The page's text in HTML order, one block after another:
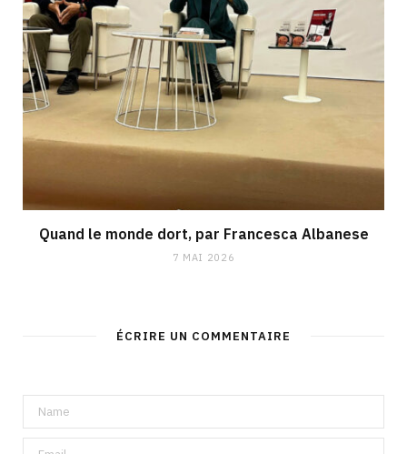
Quand le monde dort, par Francesca Albanese
7 MAI 2026
ÉCRIRE UN COMMENTAIRE